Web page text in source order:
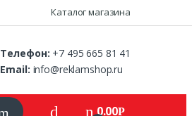
Каталог магазина
Телефон: +7 495 665 81 41
Email: info@reklamshop.ru
0.00Р